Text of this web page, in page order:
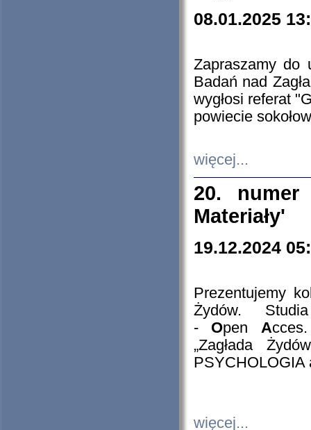
08.01.2025
Zapraszamy do
Badań nad
wygłosi referat
powiecie
więcej...
20. numer
Materiały'
19.12.2024
Prezentujemy
Żydów.
- Open A
„Zagłada
PSYCHOLOGIA
więcej...